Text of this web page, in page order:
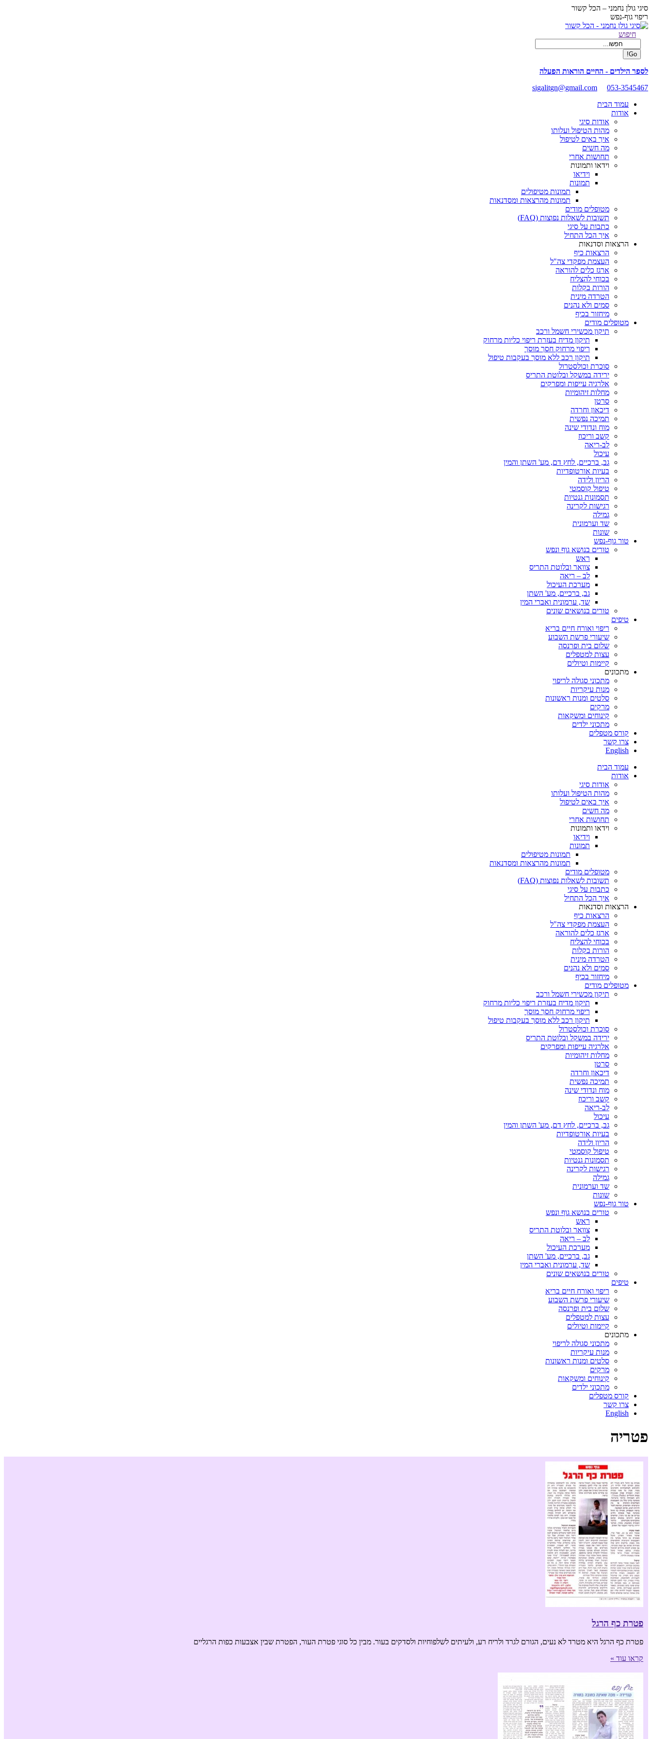
Skip
to
content
סיגי גולן נחמני – הכל קשור
ריפוי גוף-נפש
Facebook
opens
new
window
Search:
חיפוש
לספר הילדים - החיים הוראות הפעלה
sigalitgn@gmail.com
053-3545467
עמוד הבית
אודות
אודות סיגי
מהות הטיפול ועלותו
איך באים לטיפול
מה חשים
תחושות אחרי
וידאו ותמונות
וידיאו
תמונות
תמונות מטיפולים
תמונות מהרצאות ומסדנאות
מטופלים מודים
תשובות לשאלות נפוצות (FAQ)
כתבות על סיגי
איך הכל התחיל
הרצאות וסדנאות
הרצאות כיף
העצמת מפקדי צה"ל
ארגז כלים להוראה
בכוחי להצליח
הורות בקלות
הטרדה מינית
סמים ולא נהנים
מיחזור בכיף
מטופלים מודים
תיקון מכשירי חשמל ורכב
תיקון מדיח בעזרת ריפוי כליות מרחוק
ריפוי מרחוק חסך מוסך
תיקון רכב ללא מוסך בעקבות טיפול
סוכרת וכולסטרול
ירידה במשקל ובלוטת התריס
אלרגיה עייפות ומפרקים
מחלות זיהומיות
סרטן
דיכאון וחרדה
תמיכה נפשית
מוח ונדודי שינה
קשב וריכוז
לב-ריאה
עיכול
גב, ברכיים, לחץ דם, מע' השתן והמין
בעיות אורטופדיות
הריון ולידה
טיפול קוסמטי
תסמונות גנטיות
רגישות לקרינה
גמילה
שד וערמונית
שונות
טור גוף-נפש
טורים בנושא גוף ונפש
ראש
צוואר ובלוטת התריס
לב – ריאה
מערכת העיכול
גב, ברכיים, מע' השתן
שד, ערמונית ואברי המין
טורים בנושאים שונים
טיפים
ריפוי ואורח חיים בריא
שיעורי פרשת השבוע
שלום בית ופרנסה
עצות למטפלים
קיימות וטיולים
מתכונים
מתכוני סגולה לריפוי
מנות עיקריות
סלטים ומנות ראשונות
מרקים
קינוחים ומשקאות
מתכוני ילדים
קורס מטפלים
צרו קשר
English
עמוד הבית
אודות
אודות סיגי
מהות הטיפול ועלותו
איך באים לטיפול
מה חשים
תחושות אחרי
וידאו ותמונות
וידיאו
תמונות
תמונות מטיפולים
תמונות מהרצאות ומסדנאות
מטופלים מודים
תשובות לשאלות נפוצות (FAQ)
כתבות על סיגי
איך הכל התחיל
הרצאות וסדנאות
הרצאות כיף
העצמת מפקדי צה"ל
ארגז כלים להוראה
בכוחי להצליח
הורות בקלות
הטרדה מינית
סמים ולא נהנים
מיחזור בכיף
מטופלים מודים
תיקון מכשירי חשמל ורכב
תיקון מדיח בעזרת ריפוי כליות מרחוק
ריפוי מרחוק חסך מוסך
תיקון רכב ללא מוסך בעקבות טיפול
סוכרת וכולסטרול
ירידה במשקל ובלוטת התריס
אלרגיה עייפות ומפרקים
מחלות זיהומיות
סרטן
דיכאון וחרדה
תמיכה נפשית
מוח ונדודי שינה
קשב וריכוז
לב-ריאה
עיכול
גב, ברכיים, לחץ דם, מע' השתן והמין
בעיות אורטופדיות
הריון ולידה
טיפול קוסמטי
תסמונות גנטיות
רגישות לקרינה
גמילה
שד וערמונית
שונות
טור גוף-נפש
טורים בנושא גוף ונפש
ראש
צוואר ובלוטת התריס
לב – ריאה
מערכת העיכול
גב, ברכיים, מע' השתן
שד, ערמונית ואברי המין
טורים בנושאים שונים
טיפים
ריפוי ואורח חיים בריא
שיעורי פרשת השבוע
שלום בית ופרנסה
עצות למטפלים
קיימות וטיולים
מתכונים
מתכוני סגולה לריפוי
מנות עיקריות
סלטים ומנות ראשונות
מרקים
קינוחים ומשקאות
מתכוני ילדים
קורס מטפלים
צרו קשר
English
פטריה
פטרת כף הרגל
פטרת כף הרגל היא מטרד לא נעים, הגורם לגרד ולריח רע, ולעיתים לשלפוחיות ולסדקים בעור. מבין כל סוגי פטרת העור, הפטרת שבין אצבעות כפות הרגליים
קראו עוד »